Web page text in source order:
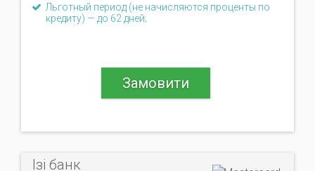
Льготный период (не начисляются проценты по
кредиту) — до 62 дней;
Замовити
Ізі банк